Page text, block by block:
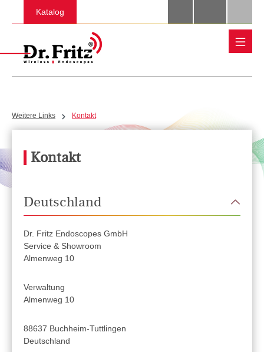
Zum Hauptinhalt springen
Katalog
Weitere Links Kontakt
Kontakt
Deutschland
Dr. Fritz Endoscopes GmbH
Service & Showroom
Almenweg 10
Verwaltung
Almenweg 10
88637 Buchheim-Tuttlingen
Deutschland